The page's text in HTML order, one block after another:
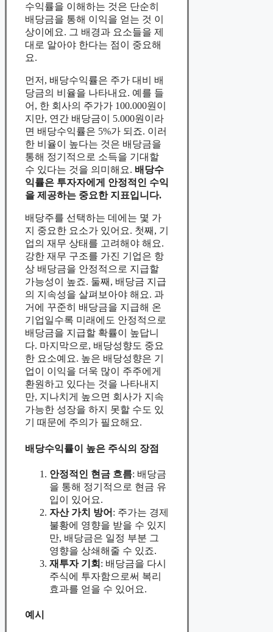
수익률을 이해하는 것은 단순히
배당금을 통해 이익을 얻는 것 이
상이에요. 그 배경과 요소들을 제
대로 알아야 한다는 점이 중요해
요.
먼저, 배당수익률은 주가 대비 배
당금의 비율을 나타내요. 예를 들
어, 한 회사의 주가가 100.000원이
지만, 연간 배당금이 5.000원이라
면 배당수익률은 5%가 되죠. 이러
한 비율이 높다는 것은 배당금을
통해 정기적으로 소득을 기대할
수 있다는 것을 의미해요. 배당수
익률은 투자자에게 안정적인 수익
을 제공하는 중요한 지표입니다.
배당주를 선택하는 데에는 몇 가
지 중요한 요소가 있어요. 첫째, 기
업의 재무 상태를 고려해야 해요.
강한 재무 구조를 가진 기업은 항
상 배당금을 안정적으로 지급할
가능성이 높죠. 둘째, 배당금 지급
의 지속성을 살펴보아야 해요. 과
거에 꾸준히 배당금을 지급해 온
기업일수록 미래에도 안정적으로
배당금을 지급할 확률이 높답니
다. 마지막으로, 배당성향도 중요
한 요소예요. 높은 배당성향은 기
업이 이익을 더욱 많이 주주에게
환원하고 있다는 것을 나타내지
만, 지나치게 높으면 회사가 지속
가능한 성장을 하지 못할 수도 있
기 때문에 주의가 필요해요.
배당수익률이 높은 주식의 장점
안정적인 현금 흐름: 배당금
을 통해 정기적으로 현금 유
입이 있어요.
자산 가치 방어 : 주가는 경제
불황에 영향을 받을 수 있지
만, 배당금은 일정 부분 그
영향을 상쇄해줄 수 있죠.
재투자 기회 : 배당금을 다시
주식에 투자함으로써 복리
효과를 얻을 수 있어요.
예시